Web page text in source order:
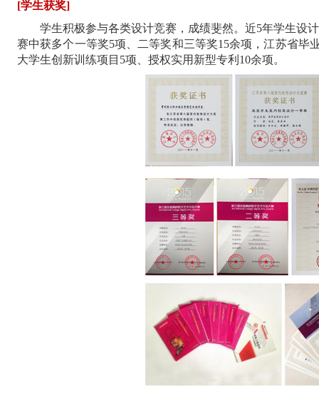
[学生获奖]
学生积极参与各类设计竞赛，成绩斐然。近5年学生设
赛中获多个一等奖5项、二等奖和三等奖15余项，江苏省毕
大学生创新训练项目5项、授权实用新型专利10余项。